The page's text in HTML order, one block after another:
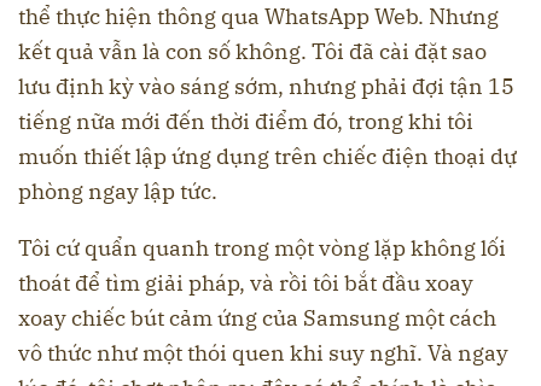
thể thực hiện thông qua WhatsApp Web. Nhưng
kết quả vẫn là con số không. Tôi đã cài đặt sao
lưu định kỳ vào sáng sớm, nhưng phải đợi tận 15
tiếng nữa mới đến thời điểm đó, trong khi tôi
muốn thiết lập ứng dụng trên chiếc điện thoại dự
phòng ngay lập tức.
Tôi cứ quẩn quanh trong một vòng lặp không lối
thoát để tìm giải pháp, và rồi tôi bắt đầu xoay
xoay chiếc bút cảm ứng của Samsung một cách
vô thức như một thói quen khi suy nghĩ. Và ngay